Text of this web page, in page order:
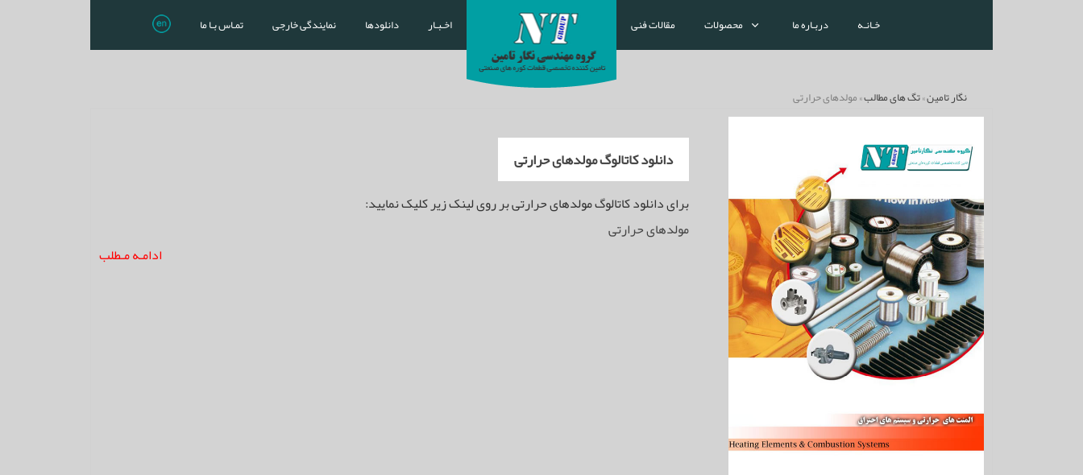
تمـاس بـا ما نمایندگی خارجی دانلودها اخـبـار مقالات فنی محصولات دربـاره ما خـانـه
نگار تامین»تگ های مطالب» مولدهای حرارتی
دانلود کاتالوگ مولدهای حرارتی
برای دانلود کاتالوگ مولدهای حرارتی بر روی لینک زیر کلیک نمایید:
مولدهای حرارتی
ادامـه مـطلب